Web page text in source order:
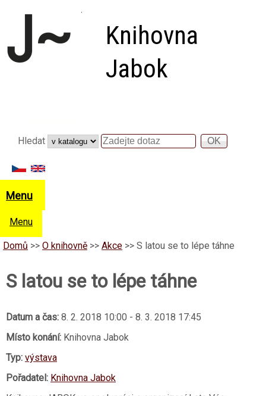
Přejít k hlavnímu obsahu
Knihovna
Jabok
Hledat
Hledat
Menu
Menu
Domů >> O knihovně >> Akce >> S latou se to lépe táhne
S latou se to lépe táhne
Datum a čas: 8. 2. 2018 10:00 - 8. 3. 2018 17:45
Místo konání: Knihovna Jabok
Typ: výstava
Pořadatel: Knihovna Jabok